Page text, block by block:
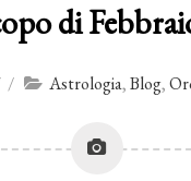
di
/ Astrologia,Blog,